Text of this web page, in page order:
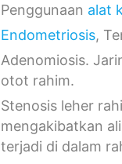
Penggunaan alat
Endometriosis,
Adenomiosis.
otot rahim.
Stenosis leher
mengakibatkan
terjadi di dalam